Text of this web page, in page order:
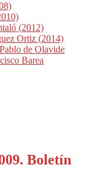
(2012)
Ortiz (2014)
de Olavide
Barea
Boletín